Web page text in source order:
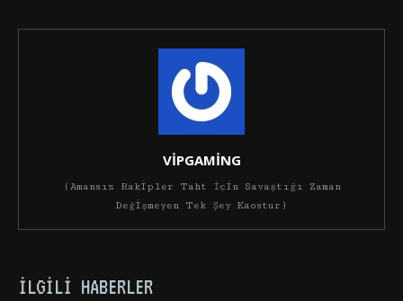
VİPGAMİNG
(Amansız Rakipler Taht İçin Savaştığı Zaman
Değişmeyen Tek Şey Kaostur)
İLGILI HABERLER